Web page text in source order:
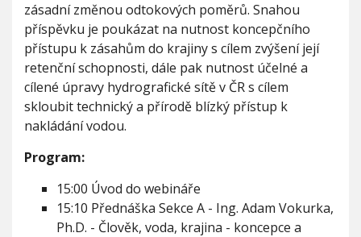
zásadní změnou odtokových poměrů. Snahou
příspěvku je poukázat na nutnost koncepčního
přístupu k zásahům do krajiny s cílem zvýšení její
retenční schopnosti, dále pak nutnost účelné a
cílené úpravy hydrografické sítě v ČR s cílem
skloubit technický a přírodě blízký přístup k
nakládání vodou.
Program:
15:00 Úvod do webináře
15:10 Přednáška Sekce A - Ing. Adam Vokurka,
Ph.D. - Člověk, voda, krajina - koncepce a